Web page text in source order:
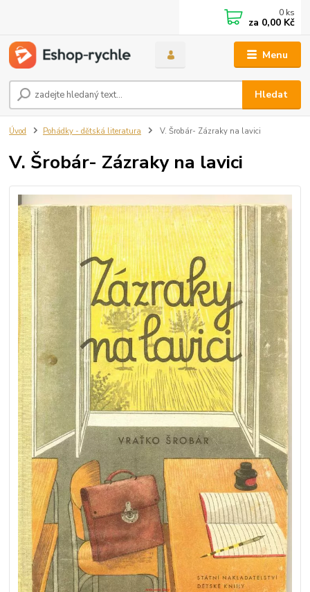
Menu
Hledat
0 ks
za 0,00 Kč
Úvod Pohádky - dětská literatura V. Šrobár- Zázraky na lavici
V. Šrobár- Zázraky na lavici